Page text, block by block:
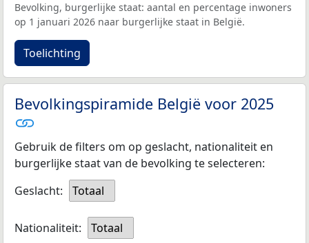
Bevolking, burgerlijke staat: aantal en percentage inwoners
op 1 januari 2026 naar burgerlijke staat in België.
Toelichting
Bevolkingspiramide België voor 2025
Gebruik de filters om op geslacht, nationaliteit en
burgerlijke staat van de bevolking te selecteren:
Geslacht:
Totaal
Nationaliteit: Totaal